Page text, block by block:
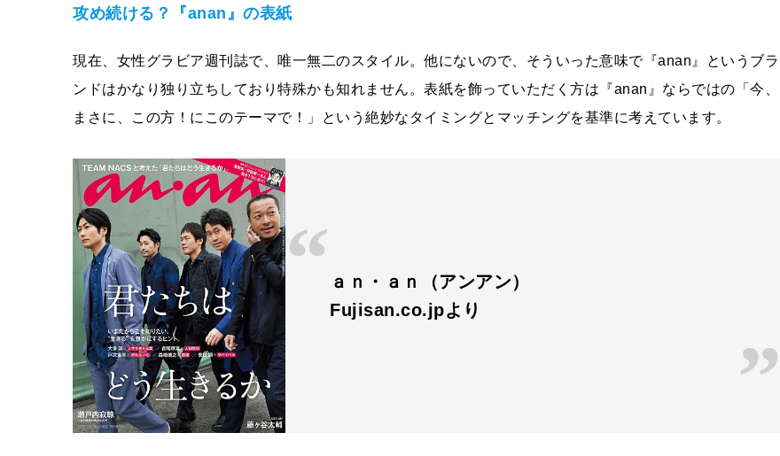
攻め続ける？『anan』の表紙
現在、女性グラビア週刊誌で、唯一無二のスタイル。他にないので、そういった意味で『anan』というブラ
ンドはかなり独り立ちしており特殊かも知れません。表紙を飾っていただく方は『anan』ならではの「今、
まさに、この方！にこのテーマで！」という絶妙なタイミングとマッチングを基準に考えています。
ａｎ・ａｎ（アンアン）
Fujisan.co.jpより